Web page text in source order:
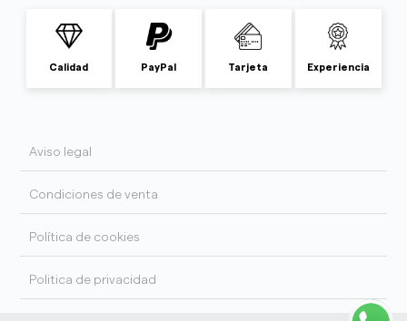
Calidad PayPal Tarjeta Experiencia
Aviso legal
Condiciones de venta
Política de cookies
Politica de privacidad